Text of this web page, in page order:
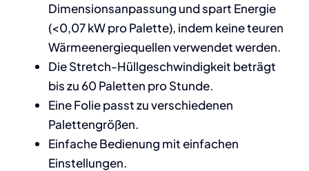
Dimensionsanpassung und spart Energie
(<0,07 kW pro Palette), indem keine teuren
Wärmeenergiequellen verwendet werden.
Die Stretch-Hüllgeschwindigkeit beträgt
bis zu 60 Paletten pro Stunde.
Eine Folie passt zu verschiedenen
Palettengrößen.
Einfache Bedienung mit einfachen
Einstellungen.